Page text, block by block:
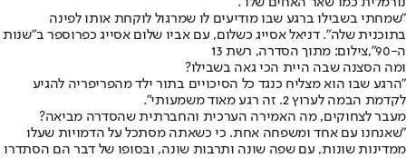
"שמחתי בשבילו ברגע שבו מודיעים לו שמרגול לוקחת אותו לפינה
בתוכנית שלה". דניאל אסייג כשלום, עם אביו שלום אסייג כפרוספר ב"שנות
ה-90",צילום: מתוך הסדרה, רשת 13
ומה הסצנה שבה היית הכי גאה בשבילו?
"הרגע שבו הוא מצליח כנגד כל הסיכויים בתור ילד מהפריפריה להגיע
לקדמת הבמה לערוץ 2. זה רגע מאוד משמעותי".
מעבר לצחוקים, מה האמירה הערכית והחברתית שהסדרה מביאה?
"שאנחנו עם אחד ומשפחה אחת. כי כשאתה מסתכל על הדמויות שעלו
ממדינות שונות, עם שפה שונה ותרבות שונה, ובסופו של דבר הם הסתדרו